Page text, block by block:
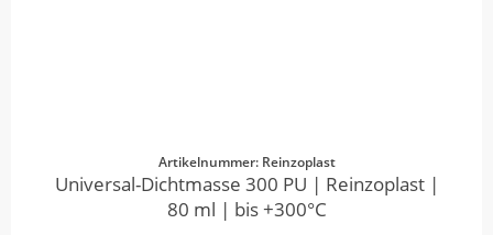
Artikelnummer: Reinzoplast
Universal-Dichtmasse 300 PU | Reinzoplast |
80 ml | bis +300°C